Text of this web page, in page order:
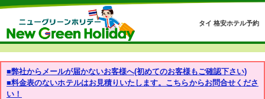
タイ 格安ホテル予約
■弊社からメールが届かないお客様へ(初めてのお客様もご確認下さい)
■料金表のないホテルはお見積りいたします。こちらからお問合せくださ
い！